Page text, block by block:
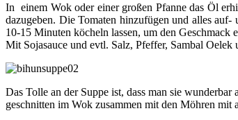
In einem Wok oder einer großen Pfanne das Öl
dazugeben. Die Tomaten hinzufügen und alles
10-15 Minuten köcheln lassen, um den Geschmack
Mit Sojasauce und evtl. Salz, Pfeffer, Sambal Oelek
Das Tolle an der Suppe ist, dass man sie
geschnitten im Wok zusammen mit den Möhren